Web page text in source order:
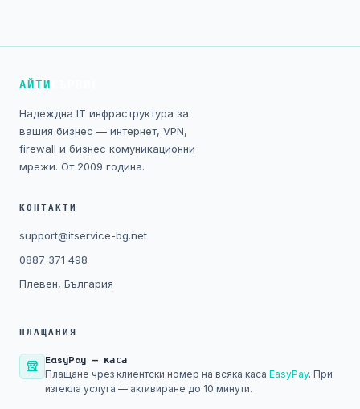
Правна информация
Блог
АЙТИ
Надеждна IT инфраструктура за
вашия бизнес — интернет, VPN,
firewall и бизнес комуникационни
мрежи. От 2009 година.
КОНТАКТИ
support@itservice-bg.net
0887 371 498
Плевен, България
ПЛАЩАНИЯ
EasyPay — каса
Плащане чрез клиентски номер на всяка каса EasyPay. При
изтекла услуга — активиране до 10 минути.